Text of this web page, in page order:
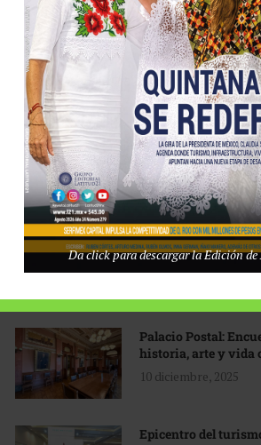
Tecnológico de Monterrey
3 agosto, 2026
Promoción turística
1 abril, 2026
Industria global en
reconfiguración
31 marzo, 2026
Palacio Postal:
historia, arte y vida
10 diciembre, 2025
Epicentro del
Da click para descargar la Edición de